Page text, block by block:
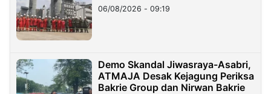
06/08/2026 - 09:19
Demo Skandal Jiwasraya-Asabri,
ATMAJA Desak Kejagung Periksa
Bakrie Group dan Nirwan Bakrie